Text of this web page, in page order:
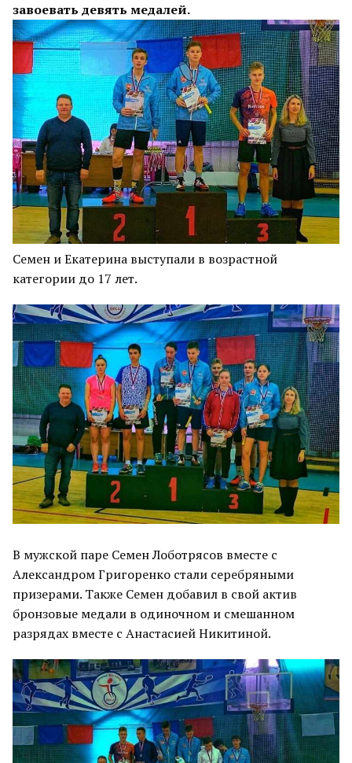
завоевать девять медалей.
Семен и Екатерина выступали в возрастной
категории до 17 лет.
В мужской паре Семен Лоботрясов вместе с
Александром Григоренко стали серебряными
призерами. Также Семен добавил в свой актив
бронзовые медали в одиночном и смешанном
разрядах вместе с Анастасией Никитиной.